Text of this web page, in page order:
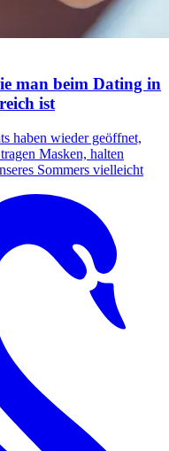
man beim Dating in
ist
haben wieder geöffnet,
Masken, halten
Sommers vielleicht